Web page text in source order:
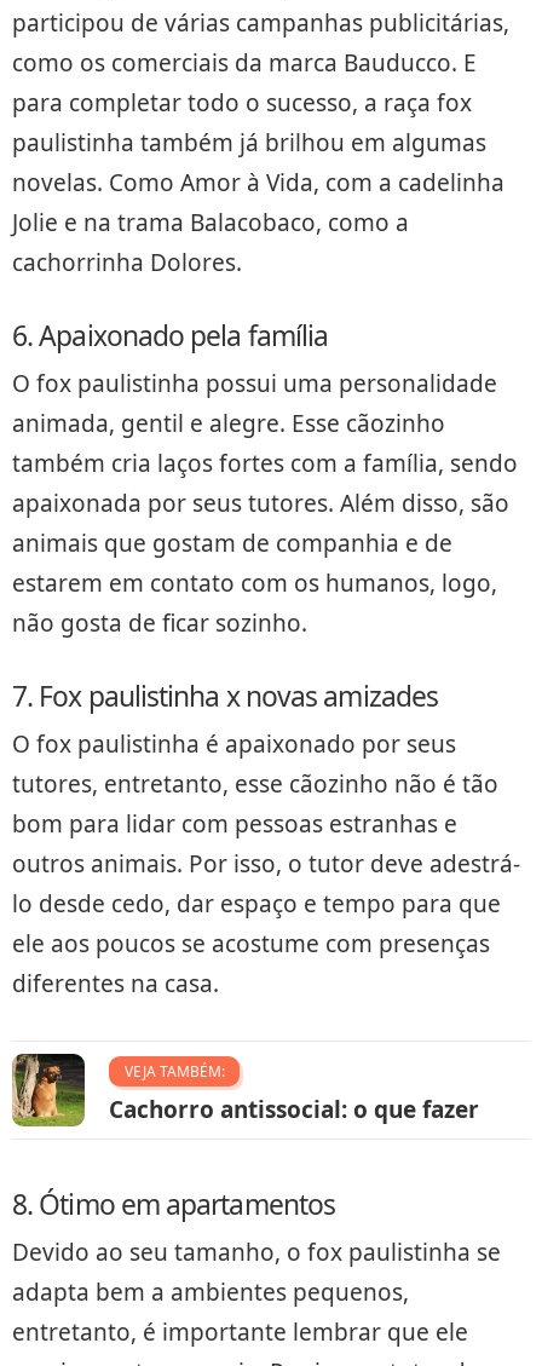
participou de várias campanhas publicitárias,
como os comerciais da marca Bauducco. E
para completar todo o sucesso, a raça fox
paulistinha também já brilhou em algumas
novelas. Como Amor à Vida, com a cadelinha
Jolie e na trama Balacobaco, como a
cachorrinha Dolores.
6. Apaixonado pela família
O fox paulistinha possui uma personalidade
animada, gentil e alegre. Esse cãozinho
também cria laços fortes com a família, sendo
apaixonada por seus tutores. Além disso, são
animais que gostam de companhia e de
estarem em contato com os humanos, logo,
não gosta de ficar sozinho.
7. Fox paulistinha x novas amizades
O fox paulistinha é apaixonado por seus
tutores, entretanto, esse cãozinho não é tão
bom para lidar com pessoas estranhas e
outros animais. Por isso, o tutor deve adestrá-
lo desde cedo, dar espaço e tempo para que
ele aos poucos se acostume com presenças
diferentes na casa.
VEJA TAMBÉM:
Cachorro antissocial: o que fazer
8. Ótimo em apartamentos
Devido ao seu tamanho, o fox paulistinha se
adapta bem a ambientes pequenos,
entretanto, é importante lembrar que ele